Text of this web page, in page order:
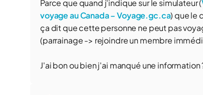
Parce que quand j'indique sur le simulateur (
voyage au Canada – Voyage.gc.ca) que le
ça dit que cette personne ne peut pas
(parrainage -> rejoindre un membre
J'ai bon ou bien j'ai manqué une information